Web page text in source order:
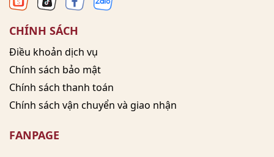
CHÍNH SÁCH
Điều khoản dịch vụ
Chính sách bảo mật
Chính sách thanh toán
Chính sách vận chuyển và giao nhận
FANPAGE